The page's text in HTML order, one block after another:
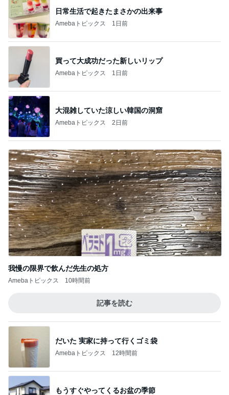
日常生活で起きたまさかの出来事
Amebaトピックス 1日前
買って大成功だった新しいリップ
Amebaトピックス 1日前
大混雑していた涼しい韓国の洞窟
Amebaトピックス 2日前
我慢の限界で飲んだ先生の処方
Amebaトピックス 10時間前
記事を読む
だいた 実家に持って行くゴミ袋
Amebaトピックス 12時間前
もうすぐやってくるお盆の季節